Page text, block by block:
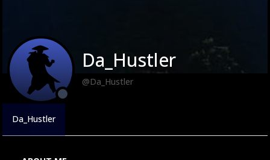
Da_Hustler
@Da_Hustler
Da_Hustler